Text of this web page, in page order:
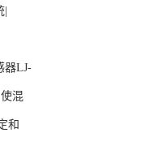
|
器LJ-
混
和